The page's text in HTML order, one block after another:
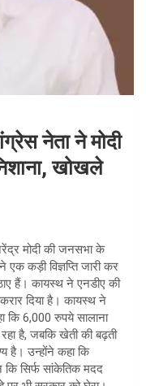
नेता ने मोदी
खोखले
मोदी की जनसभा के
एक कड़ी विज्ञप्ति जारी कर
हैं। कायस्थ ने एनडीए की
दिया है। कायस्थ ने
कि 6,000 रुपये सालाना
है, जबकि खेती की बढ़ती
है। उन्होंने कहा कि
कि सिर्फ सांकेतिक मदद